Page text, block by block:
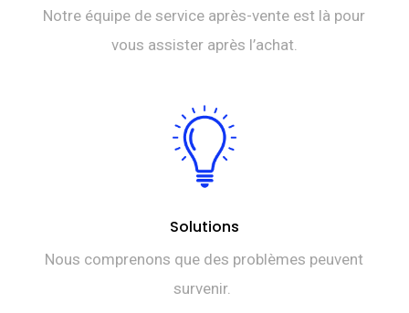
Notre équipe de service après-vente est là pour
vous assister après l’achat.
Solutions
Nous comprenons que des problèmes peuvent
survenir.